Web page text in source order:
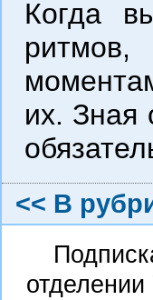
Когда
ритмов,
их. Зная
<< В